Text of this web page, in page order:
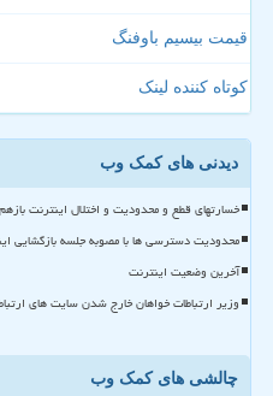
قیمت بیسیم باوفنگ
کوتاه کننده لینک
دیدنی های کمک وب
خسارتهای قطع و محدودیت و اختلال اینترنت
محدودیت دسترسی ها با مصوبه جلسه بازگشایی
آخرین وضعیت اینترنت
وزیر ارتباطات خواهان خارج شدن سایت های
چالشی های کمک وب